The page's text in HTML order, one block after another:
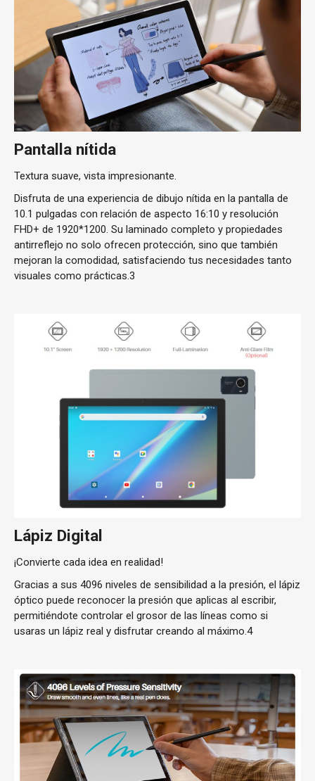
Pantalla nítida
Textura suave, vista impresionante.
Disfruta de una experiencia de dibujo nítida en la pantalla de
10.1 pulgadas con relación de aspecto 16:10 y resolución
FHD+ de 1920*1200. Su laminado completo y propiedades
antirreflejo no solo ofrecen protección, sino que también
mejoran la comodidad, satisfaciendo tus necesidades tanto
visuales como prácticas.3
Lápiz Digital
¡Convierte cada idea en realidad!
Gracias a sus 4096 niveles de sensibilidad a la presión, el lápiz
óptico puede reconocer la presión que aplicas al escribir,
permitiéndote controlar el grosor de las líneas como si
usaras un lápiz real y disfrutar creando al máximo.4